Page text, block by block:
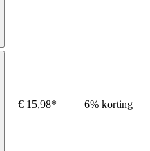
€ 15,98* 6% korting